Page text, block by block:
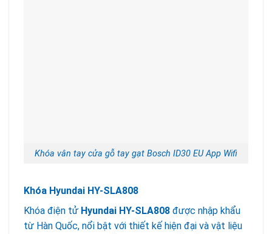
Khóa vân tay cửa gỗ tay gạt Bosch ID30 EU App Wifi
Khóa Hyundai HY-SLA808
Khóa điện tử Hyundai HY-SLA808 được nhập khẩu
từ Hàn Quốc, nổi bật với thiết kế hiện đại và vật liệu